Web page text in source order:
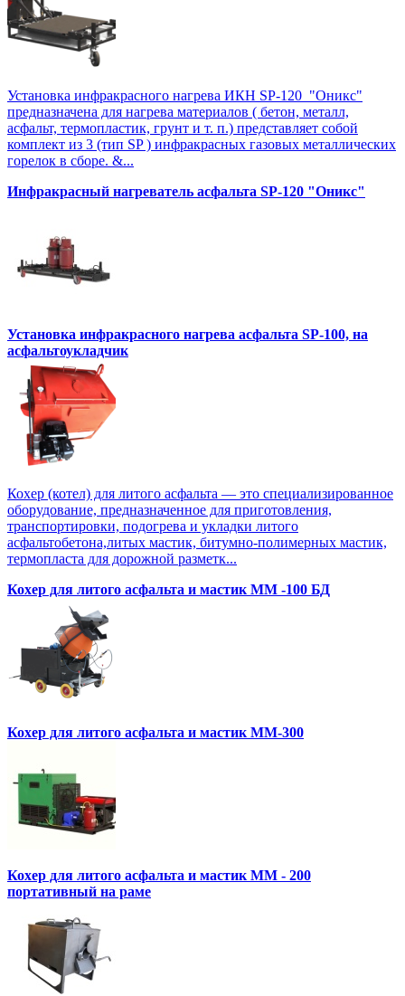
Установка инфракрасного нагрева ИКН SP-120 "Оникс"
предназначена для нагрева материалов ( бетон, металл,
асфальт, термопластик, грунт и т. п.) представляет собой
комплект из 3 (тип SP ) инфракрасных газовых металлических
горелок в сборе. &...
Инфракрасный нагреватель асфальта SP-120 "Оникс"
Установка инфракрасного нагрева асфальта SP-100, на
асфальтоукладчик
Кохер (котел) для литого асфальта — это специализированное
оборудование, предназначенное для приготовления,
транспортировки, подогрева и укладки литого
асфальтобетона,литых мастик, битумно-полимерных мастик,
термопласта для дорожной разметк...
Кохер для литого асфальта и мастик MM -100 БД
Кохер для литого асфальта и мастик MM-300
Кохер для литого асфальта и мастик MM - 200
портативный на раме